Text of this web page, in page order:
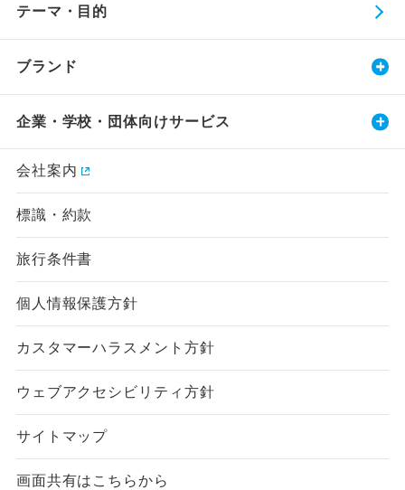
テーマ・目的
ブランド
企業・学校・団体向けサービス
会社案内
標識・約款
旅行条件書
個人情報保護方針
カスタマーハラスメント方針
ウェブアクセシビリティ方針
サイトマップ
画面共有はこちらから